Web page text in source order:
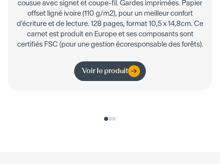
cousue avec signet et coupe-fil. Gardes imprimées. Papier
offset ligné ivoire (110 g/m2), pour un meilleur confort
d'écriture et de lecture. 128 pages, format 10,5 x 14,8cm. Ce
carnet est produit en Europe et ses composants sont
certifiés FSC (pour une gestion écoresponsable des forêts).
Voir le produit